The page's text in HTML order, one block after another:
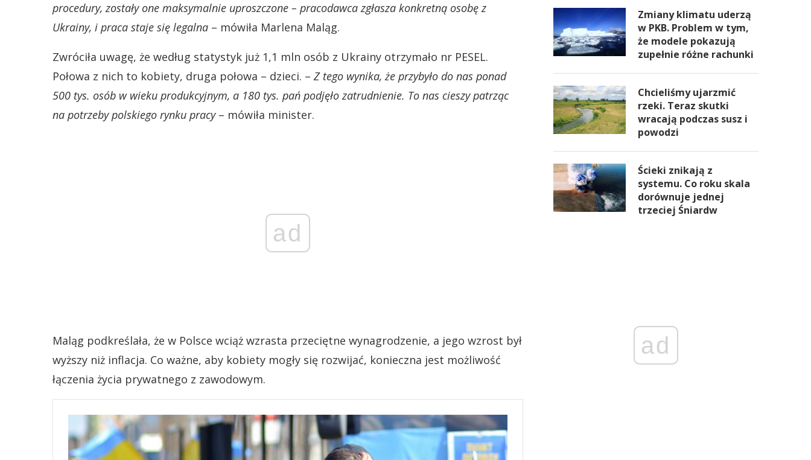
procedury, zostały one maksymalnie uproszczone – pracodawca zgłasza konkretną osobę z
Ukrainy, i praca staje się legalna – mówiła Marlena Maląg.
Zwróciła uwagę, że według statystyk już 1,1 mln osób z Ukrainy otrzymało nr PESEL.
Połowa z nich to kobiety, druga połowa – dzieci. – Z tego wynika, że przybyło do nas ponad
500 tys. osób w wieku produkcyjnym, a 180 tys. pań podjęło zatrudnienie. To nas cieszy patrząc
na potrzeby polskiego rynku pracy– mówiła minister.
ad
Maląg podkreślała, że w Polsce wciąż wzrasta przeciętne wynagrodzenie, a jego wzrost był
wyższy niż inflacja. Co ważne, aby kobiety mogły się rozwijać, konieczna jest możliwość
łączenia życia prywatnego z zawodowym.
Zmiany klimatu uderzą
w PKB. Problem w tym,
że modele pokazują
zupełnie różne rachunki
Chcieliśmy ujarzmić
rzeki. Teraz skutki
wracają podczas susz i
powodzi
Ścieki znikają z
systemu. Co roku skala
dorównuje jednej
trzeciej Śniardw
ad